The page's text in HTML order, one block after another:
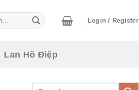
Login / Register
Lan Hồ Điệp